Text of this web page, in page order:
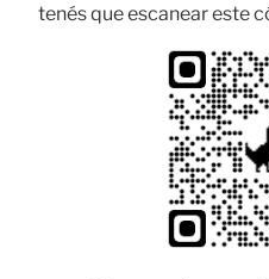
tenés que escanear este